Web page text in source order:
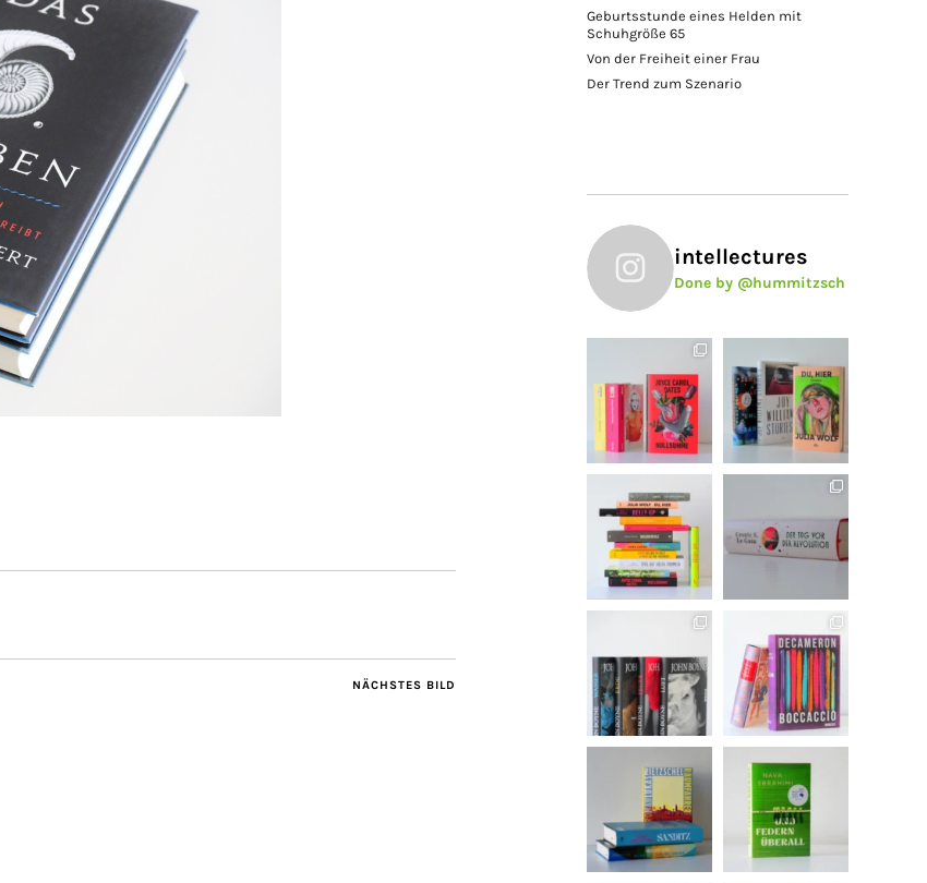
NÄCHSTES BILD
Geburtsstunde eines Helden mit
Schuhgröße 65
Von der Freiheit einer Frau
Der Trend zum Szenario
intellectures
Done by @hummitzsch